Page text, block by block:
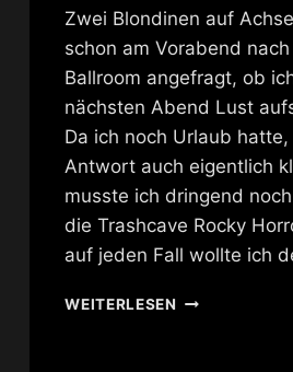
Zwei Blondinen auf
schon am Vorabend
Ballroom angefragt, ob
nächsten Abend Lust
Da ich noch Urlaub
Antwort auch eigentlich
musste ich dringend
die Trashcave Rocky
auf jeden Fall wollte ich
WEITERLESENBLOND